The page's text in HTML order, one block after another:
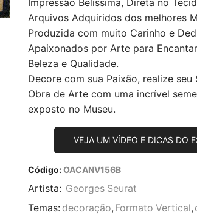
Arquivos Adquiridos dos melhores
Produzida com muito Carinho e
Apaixonados por Arte para
Beleza e Qualidade.
Decore com sua Paixão, realize seu
Obra de Arte com uma incrível
exposto no Museu.
VEJA UM VÍDEO E DICAS DO
Código:OACANV156B
Artista: Georges Seurat
Temas: decoração, Formato Vertical,